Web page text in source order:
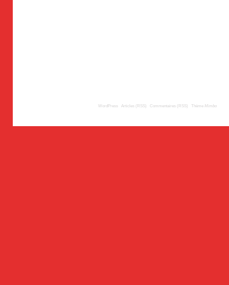
WordPress Articles (RSS) Commentaires (RSS) Thème Mimbo